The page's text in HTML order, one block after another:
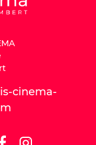
cinema-